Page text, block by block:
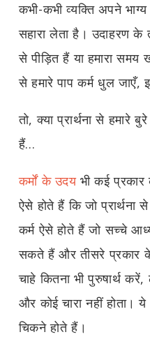
कभी-कभी व्यक्ति अपने
सहारा लेता है। उदाहरण के
से पीड़ित हैं या हमारा समय
से हमारे पाप कर्म धुल जाएँ,
तो, क्या प्रार्थना से
हैं...
कर्मों के उदयभी कई
ऐसे होते हैं कि जो
कर्म ऐसे होते हैं जो सच्चे
सकते हैं और तीसरे प्रकार
चाहे कितना भी पुरुषार्थ
और कोई चारा नहीं होता।
चिकने होते हैं।